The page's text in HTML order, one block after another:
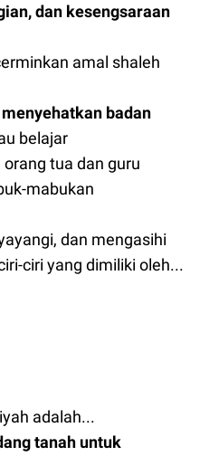
dan kesengsaraan
amal shaleh
badan
belajar
tua dan guru
mabukan
dan mengasihi
ciri yang dimiliki oleh...
adalah...
tanah untuk